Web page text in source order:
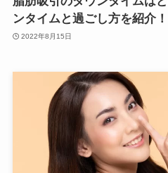
ンタイムと過ごし方を紹介！
2022年8月15日